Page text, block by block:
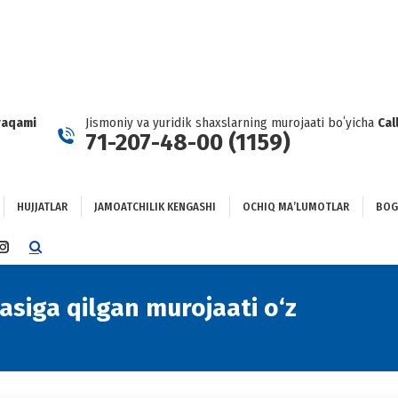
Jismoniy va yuridik shaxslarning murojaati boʻyicha
71-207-48-00 (1159)
HUJJATLAR JAMOATCHILIK KENGASHI OCHIQ MAʼLUMOTLAR
INSTAGRAM
IN
qilgan murojaati o‘z